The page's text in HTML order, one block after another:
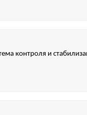
контроля и